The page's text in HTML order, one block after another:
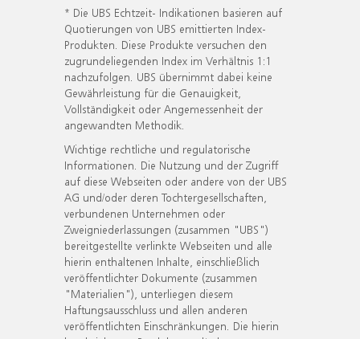
* Die UBS Echtzeit- Indikationen basieren auf
Quotierungen von UBS emittierten Index-
Produkten. Diese Produkte versuchen den
zugrundeliegenden Index im Verhältnis 1:1
nachzufolgen. UBS übernimmt dabei keine
Gewährleistung für die Genauigkeit,
Vollständigkeit oder Angemessenheit der
angewandten Methodik.
Wichtige rechtliche und regulatorische
Informationen. Die Nutzung und der Zugriff
auf diese Webseiten oder andere von der UBS
AG und/oder deren Tochtergesellschaften,
verbundenen Unternehmen oder
Zweigniederlassungen (zusammen "UBS")
bereitgestellte verlinkte Webseiten und alle
hierin enthaltenen Inhalte, einschließlich
veröffentlichter Dokumente (zusammen
"Materialien"), unterliegen diesem
Haftungsausschluss und allen anderen
veröffentlichten Einschränkungen. Die hierin